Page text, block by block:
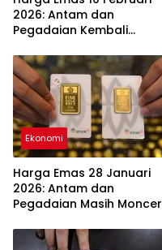
2026: Antam dan
Pegadaian Kembali
Ekonomi
Harga Emas 28 Januari
2026: Antam dan
Pegadaian Masih Moncer